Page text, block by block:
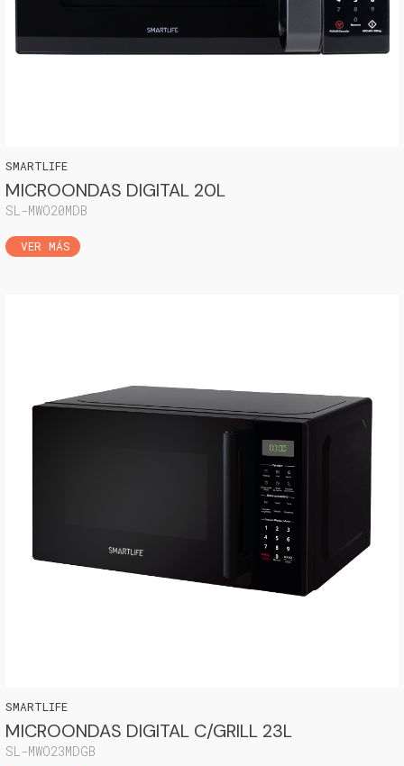
VER MÁS
SMARTLIFE
MICROONDAS DIGITAL 20L
SL-MWO20MDB
SMARTLIFE
MICROONDAS DIGITAL C/GRILL 23L
SL-MWO23MDGB